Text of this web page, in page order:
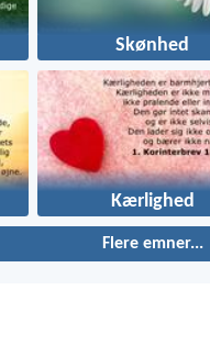
Skønhed
Kærlighed
Flere emner...